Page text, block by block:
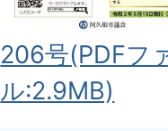
206号(PDFフ
ル:2.9MB)